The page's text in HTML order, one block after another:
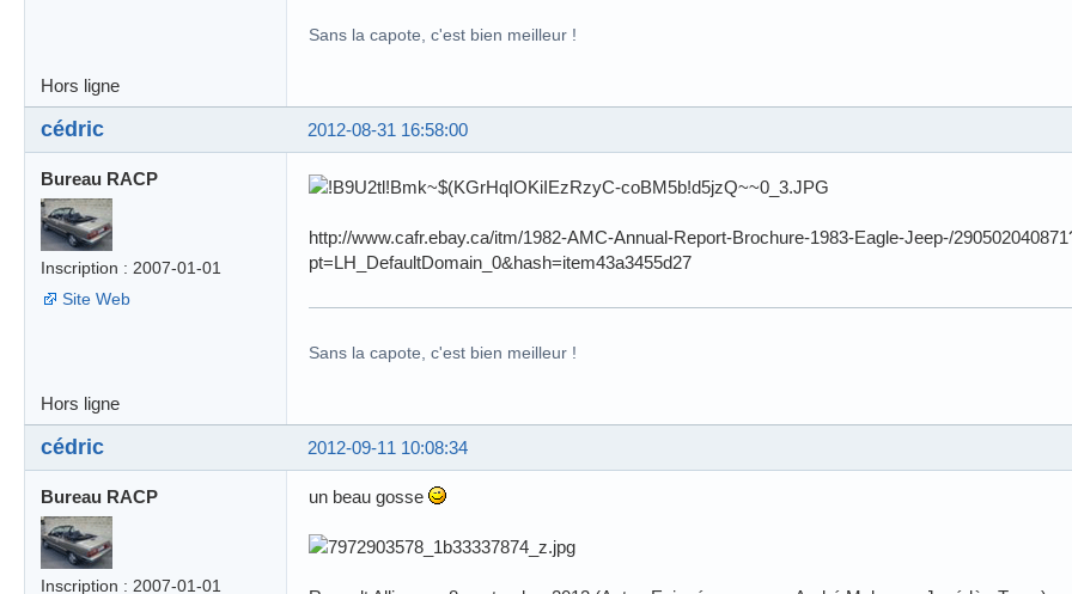
Sans la capote, c'est bien meilleur !
Hors ligne
2012-08-31 16:58:00
cédric
Bureau RACP
Inscription : 2007-01-01
Site Web
http://www.cafr.ebay.ca/itm/1982-AMC-Annual-Report-Brochure-1983-Eagle-Jeep-/
pt=LH_DefaultDomain_0&hash=item43a3455d27
Sans la capote, c'est bien meilleur !
Hors ligne
2012-09-11 10:08:34
cédric
Bureau RACP
Inscription : 2007-01-01
un beau gosse